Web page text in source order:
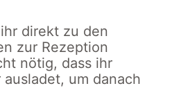
direkt zu den
zur Rezeption
nötig, dass ihr
um danach